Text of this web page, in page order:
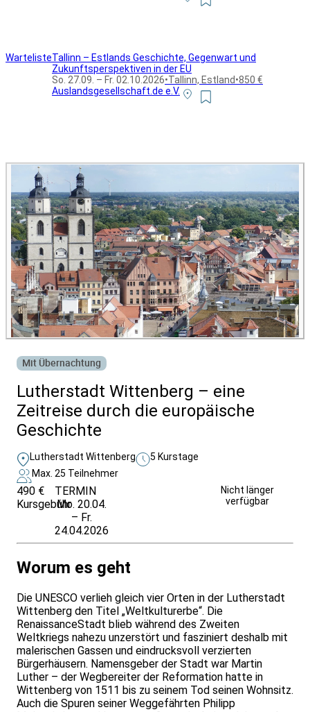
WartelisteTallinn – Estlands Geschichte, Gegenwart und
Zukunftsperspektiven in der EU
So. 27.09. – Fr. 02.10.2026•Tallinn, Estland•850 €
Auslandsgesellschaft.de e.V.
Mit Übernachtung
Lutherstadt Wittenberg – eine
Zeitreise durch die europäische
Geschichte
Lutherstadt Wittenberg
5 Kurstage
Max. 25 Teilnehmer
490 €
Kursgebühr
TERMIN
Mo. 20.04.
– Fr.
24.04.2026
Nicht länger
verfügbar
Worum es geht
Die UNESCO verlieh gleich vier Orten in der Lutherstadt
Wittenberg den Titel „Weltkulturerbe“. Die
RenaissanceStadt blieb während des Zweiten
Weltkriegs nahezu unzerstört und fasziniert deshalb mit
malerischen Gassen und eindrucksvoll verzierten
Bürgerhäusern. Namensgeber der Stadt war Martin
Luther – der Wegbereiter der Reformation hatte in
Wittenberg von 1511 bis zu seinem Tod seinen Wohnsitz.
Auch die Spuren seiner Weggefährten Philipp